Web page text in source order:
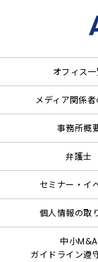
オフィス
メディア関係
事務所概
弁護士
セミナー・イ
個人情報の取
中小M&A
ガイドライン遵